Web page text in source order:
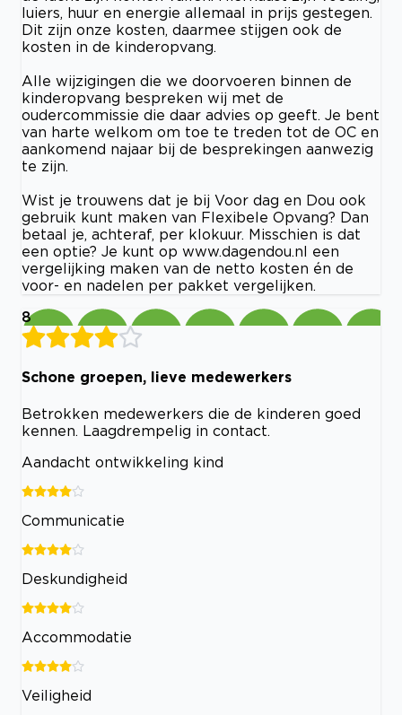
luiers, huur en energie allemaal in prijs gestegen.
Dit zijn onze kosten, daarmee stijgen ook de
kosten in de kinderopvang.
Alle wijzigingen die we doorvoeren binnen de
kinderopvang bespreken wij met de
oudercommissie die daar advies op geeft. Je bent
van harte welkom om toe te treden tot de OC en
aankomend najaar bij de besprekingen aanwezig
te zijn.
Wist je trouwens dat je bij Voor dag en Dou ook
gebruik kunt maken van Flexibele Opvang? Dan
betaal je, achteraf, per klokuur. Misschien is dat
een optie? Je kunt op www.dagendou.nl een
vergelijking maken van de netto kosten én de
voor- en nadelen per pakket vergelijken.
8
Schone groepen, lieve medewerkers
Betrokken medewerkers die de kinderen goed
kennen. Laagdrempelig in contact.
Aandacht ontwikkeling kind
Communicatie
Deskundigheid
Accommodatie
Veiligheid